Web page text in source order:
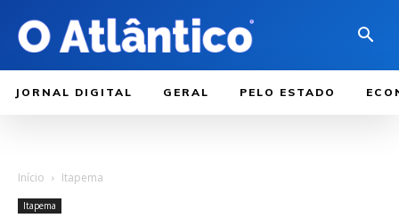
JORNAL DIGITAL GERAL PELO ESTADO
Início Itapema
Itapema